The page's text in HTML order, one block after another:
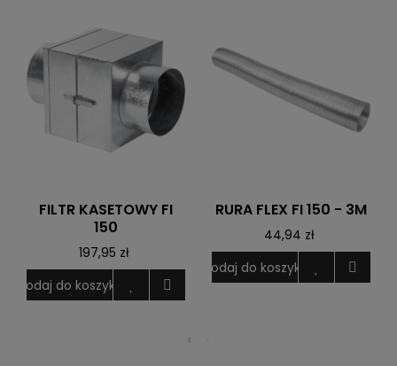
FILTR KASETOWY FI
150
197,95 zł
Dodaj do koszyka
RURA FLEX FI 150 - 3M
44,94 zł
Dodaj do koszyka